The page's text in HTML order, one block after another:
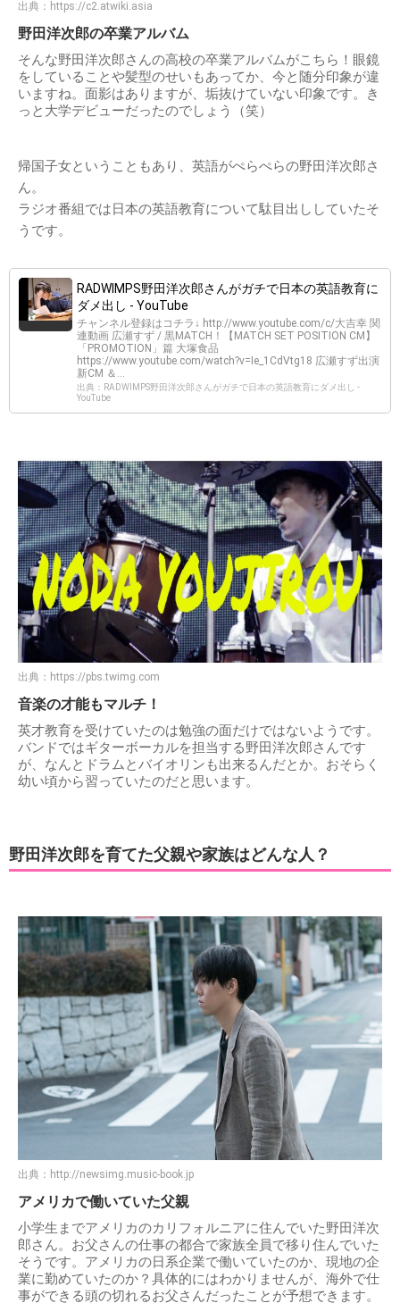
出典： https://c2.atwiki.asia
野田洋次郎の卒業アルバム
そんな野田洋次郎さんの高校の卒業アルバムがこちら！眼鏡
をしていることや髪型のせいもあってか、今と随分印象が違
いますね。面影はありますが、垢抜けていない印象です。き
っと大学デビューだったのでしょう（笑）
帰国子女ということもあり、英語がぺらぺらの野田洋次郎さ
ん。
ラジオ番組では日本の英語教育について駄目出ししていたそ
うです。
RADWIMPS野田洋次郎さんがガチで日本の英語教育に
ダメ出し - YouTube
チャンネル登録はコチラ↓ http://www.youtube.com/c/大吉幸 関
連動画 広瀬すず / 黒MATCH！【MATCH SET POSITION CM】
「PROMOTION」篇 大塚食品
https://www.youtube.com/watch?v=Ie_1CdVtg18 広瀬すず出演
新CM ＆...
出典：RADWIMPS野田洋次郎さんがガチで日本の英語教育にダメ出し -
YouTube
出典： https://pbs.twimg.com
音楽の才能もマルチ！
英才教育を受けていたのは勉強の面だけではないようです。
バンドではギターボーカルを担当する野田洋次郎さんです
が、なんとドラムとバイオリンも出来るんだとか。おそらく
幼い頃から習っていたのだと思います。
野田洋次郎を育てた父親や家族はどんな人？
出典： http://newsimg.music-book.jp
アメリカで働いていた父親
小学生までアメリカのカリフォルニアに住んでいた野田洋次
郎さん。お父さんの仕事の都合で家族全員で移り住んでいた
そうです。アメリカの日系企業で働いていたのか、現地の企
業に勤めていたのか？具体的にはわかりませんが、海外で仕
事ができる頭の切れるお父さんだったことが予想できます。